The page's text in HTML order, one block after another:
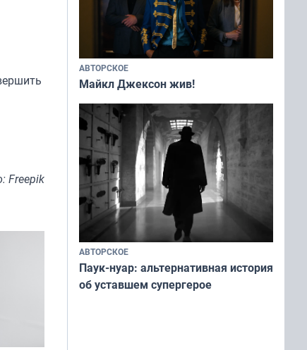
Freepik
АВТОРСКОЕ
Майкл Джексон жив!
АВТОРСКОЕ
Паук-нуар: альтернативная история
об уставшем супергерое